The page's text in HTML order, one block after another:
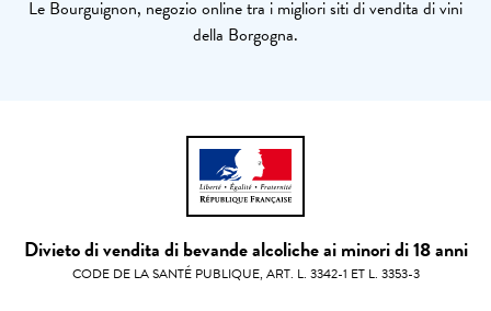
Le Bourguignon, negozio online tra i migliori siti di vendita di vini
della Borgogna.
Divieto di vendita di bevande alcoliche ai minori di 18 anni
CODE DE LA SANTÉ PUBLIQUE, ART. L. 3342-1 ET L. 3353-3